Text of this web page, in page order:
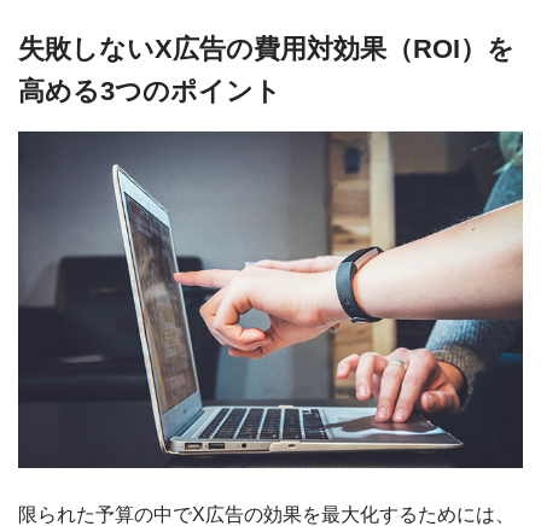
失敗しないX広告の費用対効果（ROI）を
高める3つのポイント
限られた予算の中でX広告の効果を最大化するためには、